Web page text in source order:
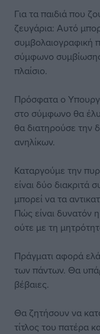
Για τα παιδιά που
ζευγάρια: Αυτό
συμβολαιογραφική
σύμφωνο
πλαίσιο.
Πρόσφατα ο
στο σύμφωνο θα
θα διατηρούσε την
ανηλίκων.
Καταργούμε την
είναι δύο διακριτά
μπορεί να τα
Πώς είναι δυνατόν
ούτε με τη
Πράγματι αφορά
των πάντων. Θα
βέβαιες.
Θα ζητήσουν να
τίτλος του πατέρα